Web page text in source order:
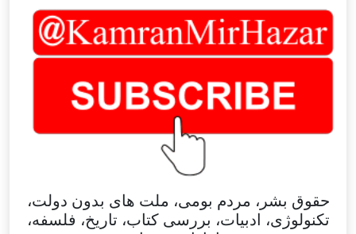
حقوق بشر، مردم بومی، ملت های بدون دولت،
تکنولوژی، ادبیات، بررسی کتاب، تاریخ، فلسفه،